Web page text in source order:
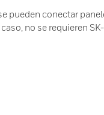
pueden conectar
no se requieren